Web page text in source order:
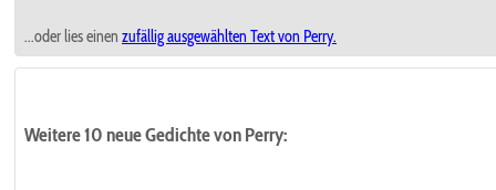
...oder lies einen zufällig ausgewählten Text von Perry.
Weitere 10 neue Gedichte von Perry: